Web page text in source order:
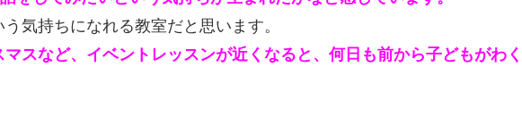
気持ちになれる教室だと思います。
スなど、イベントレッスンが近くなると、何日も前から子どもがわく